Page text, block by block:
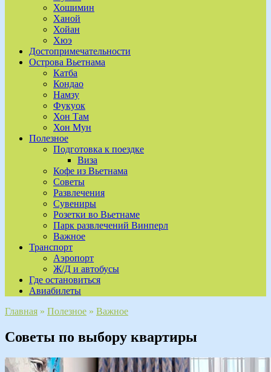
Хошимин
Ханой
Хойан
Хюэ
Достопримечательности
Острова Вьетнама
Катба
Кондао
Намзу
Фукуок
Хон Там
Хон Мун
Полезное
Подготовка к поездке
Виза
Кофе из Вьетнама
Советы
Развлечения
Сувениры
Розетки во Вьетнаме
Парк развлечений Винперл
Важное
Транспорт
Аэропорт
Ж/Д и автобусы
Где остановиться
Авиабилеты
Главная » Полезное » Важное
Советы по выбору квартиры